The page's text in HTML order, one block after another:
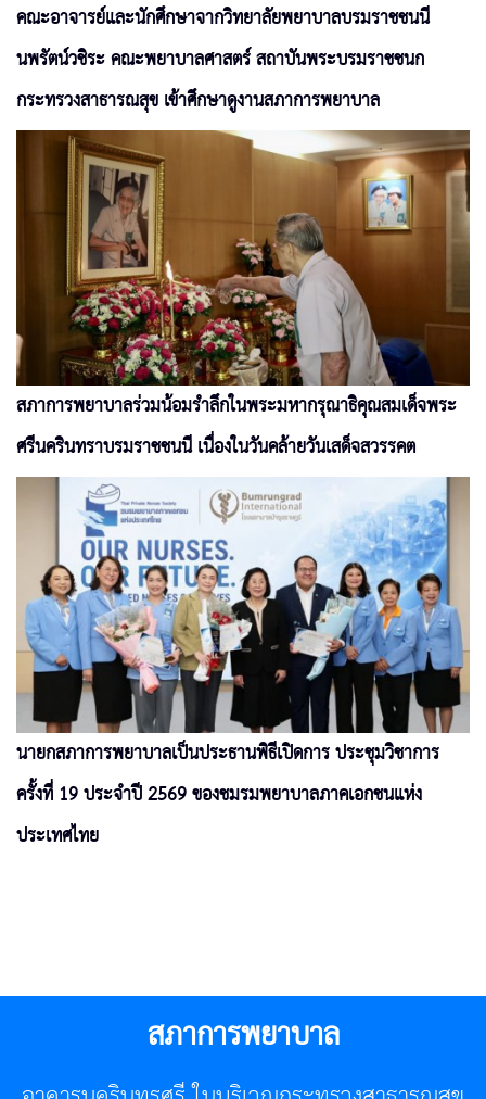
คณะอาจารย์และนักศึกษาจากวิทยาลัยพยาบาลบรมราชชนนี
นพรัตน์วชิระ คณะพยาบาลศาสตร์ สถาบันพระบรมราชชนก
กระทรวงสาธารณสุข เข้าศึกษาดูงานสภาการพยาบาล
สภาการพยาบาลร่วมน้อมรำลึกในพระมหากรุณาธิคุณสมเด็จพระ
ศรีนครินทราบรมราชชนนี เนื่องในวันคล้ายวันเสด็จสวรรคต
นายกสภาการพยาบาลเป็นประธานพิธีเปิดการ ประชุมวิชาการ
ครั้งที่ 19 ประจำปี 2569 ของชมรมพยาบาลภาคเอกชนแห่ง
ประเทศไทย
สภาการพยาบาล